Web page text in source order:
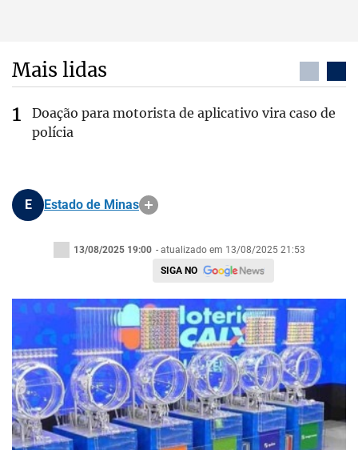
Mais lidas
Doação para motorista de aplicativo vira caso de
polícia
E Estado de Minas
13/08/2025 19:00 - atualizado em 13/08/2025 21:53
SIGA NO